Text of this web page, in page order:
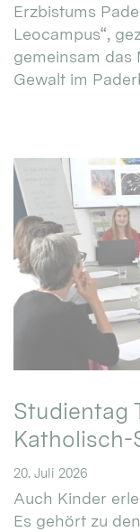
Erzbistums
Leocampus“,
gemeinsam das
Gewalt im
Studientag
20. Juli 2026
Auch Kinder
Es gehört zu